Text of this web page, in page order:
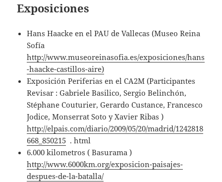
Exposiciones
Hans Haacke en el PAU de Vallecas (Museo Reina
Sofía
http://www.museoreinasofia.es/exposiciones/hans
-haacke-castillos-aire)
Exposición Periferias en el CA2M (Participantes
Revisar : Gabriele Basilico, Sergio Belinchón,
Stéphane Couturier, Gerardo Custance, Francesco
Jodice, Monserrat Soto y Xavier Ribas )
http://elpais.com/diario/2009/05/20/madrid/1242818
668_850215 . html
6.000 kilometros ( Basurama )
http://www.6000km.org/exposicion-paisajes-
despues-de-la-batalla/